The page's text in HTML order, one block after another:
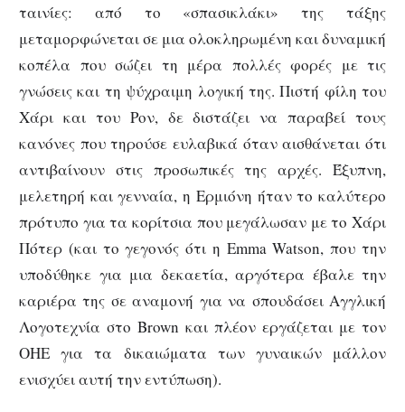
ταινίες: από το «σπασικλάκι» της τάξης
μεταμορφώνεται σε μια ολοκληρωμένη και δυναμική
κοπέλα που σώζει τη μέρα πολλές φορές με τις
γνώσεις και τη ψύχραιμη λογική της. Πιστή φίλη του
Χάρι και του Ρον, δε διστάζει να παραβεί τους
κανόνες που τηρούσε ευλαβικά όταν αισθάνεται ότι
αντιβαίνουν στις προσωπικές της αρχές. Έξυπνη,
μελετηρή και γενναία, η Ερμιόνη ήταν το καλύτερο
πρότυπο για τα κορίτσια που μεγάλωσαν με το Χάρι
Πότερ (και το γεγονός ότι η Emma Watson, που την
υποδύθηκε για μια δεκαετία, αργότερα έβαλε την
καριέρα της σε αναμονή για να σπουδάσει Αγγλική
Λογοτεχνία στο Brown και πλέον εργάζεται με τον
ΟΗΕ για τα δικαιώματα των γυναικών μάλλον
ενισχύει αυτή την εντύπωση).